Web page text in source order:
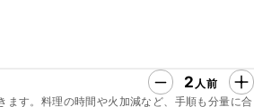
2 人前
ます。料理の時間や火加減など、手順も分量に合